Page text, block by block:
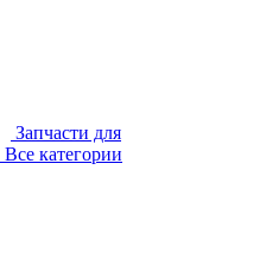
Запчасти для
Все категории